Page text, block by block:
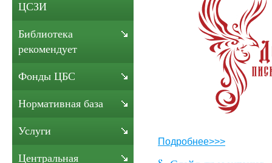
Подробнее>>>
ЦСЗИ
Библиотека
рекомендует
Фонды ЦБС
Нормативная база
Услуги
Центральная